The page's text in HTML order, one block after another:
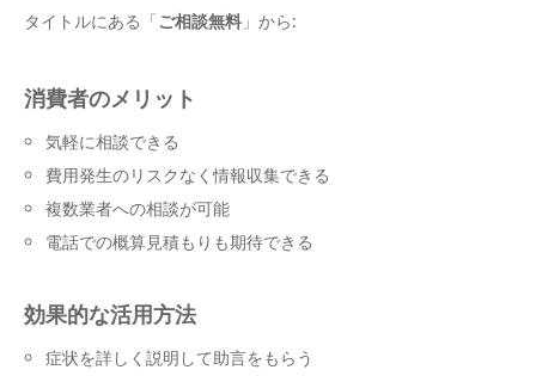
タイトルにある「ご相談無料 」から:
消費者のメリット
気軽に相談できる
費用発生のリスクなく情報収集できる
複数業者への相談が可能
電話での概算見積もりも期待できる
効果的な活用方法
症状を詳しく説明して助言をもらう